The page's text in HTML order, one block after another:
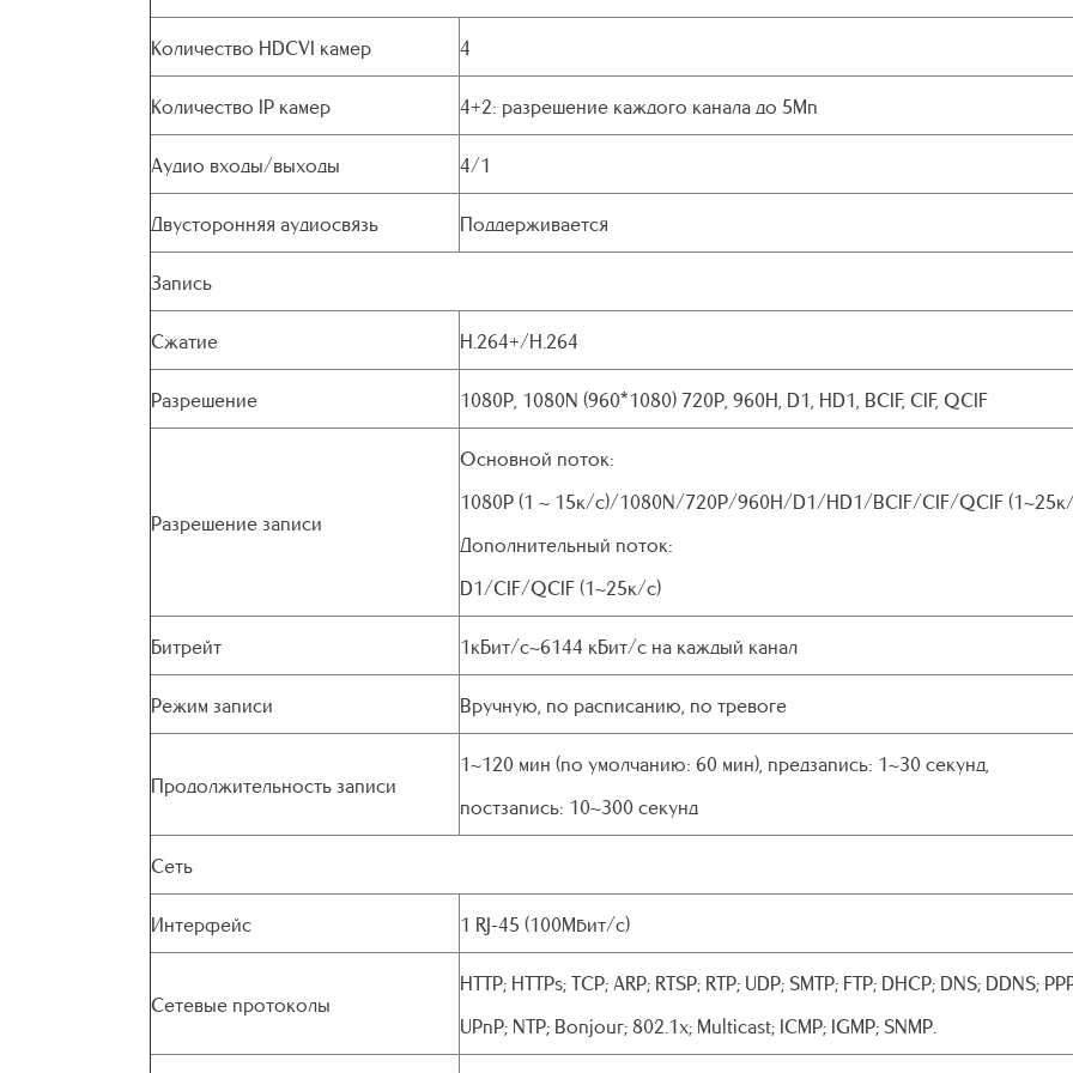
Количество HDCVI камер 4
Количество IP камер 4+2: разрешение каждого канала до 5Мп
Аудио входы/выходы 4/1
Двусторонняя аудиосвязь Поддерживается
Запись
Сжатие H.264+/H.264
Разрешение 1080P, 1080N (960*1080) 720P, 960H, D1, HD1, BCIF, CIF, QCIF
Разрешение записи
Основной поток:
1080P (1 ~ 15к/с)/1080N/720P/960H/D1/HD1/BCIF/CIF/QCIF
Дополнительный поток:
D1/CIF/QCIF (1~25к/с)
Битрейт 1кБит/с~6144 кБит/с на каждый канал
Режим записи Вручную, по расписанию, по тревоге
Продолжительность записи
1~120 мин (по умолчанию: 60 мин), предзапись: 1~30 секунд,
постзапись: 10~300 секунд
Сеть
Интерфейс 1 RJ-45 (100Мбит/с)
Сетевые протоколы
HTTP; HTTPs; TCP; ARP; RTSP; RTP; UDP; SMTP; FTP; DHCP; DNS; DDNS;
UPnP; NTP; Bonjour; 802.1x; Multicast; ICMP; IGMP; SNMP.